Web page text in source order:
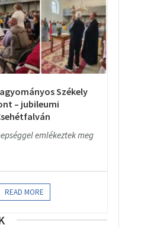
Székely
– jubileumi
emlékeztek meg
READ MORE